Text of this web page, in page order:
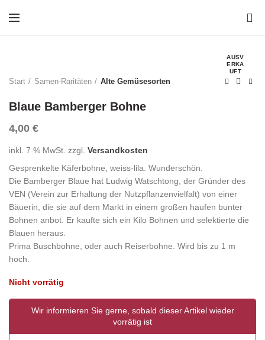
AUSV
ERKA
UFT
Start Samen-Raritäten Alte Gemüsesorten
Blaue Bamberger Bohne
4,00 €
inkl. 7 % MwSt. zzgl. Versandkosten
Gesprenkelte Käferbohne, weiss-lila. Wunderschön.
Die Bamberger Blaue hat Ludwig Watschtong, der Gründer des
VEN (Verein zur Erhaltung der Nutzpflanzenvielfalt) von einer
Bäuerin, die sie auf dem Markt in einem großen haufen bunter
Bohnen anbot. Er kaufte sich ein Kilo Bohnen und selektierte die
Blauen heraus.
Prima Buschbohne, oder auch Reiserbohne. Wird bis zu 1 m
hoch.
Nicht vorrätig
Wir informieren Sie gerne, sobald dieser Artikel wieder
vorrätig ist